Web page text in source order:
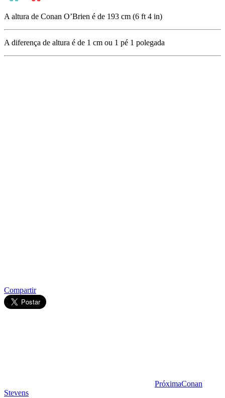
A altura de Conan O’Brien é de 193 cm (6 ft 4 in)
A diferença de altura é de 1 cm ou 1 pé 1 polegada
Compartir
PróximaConan
Stevens